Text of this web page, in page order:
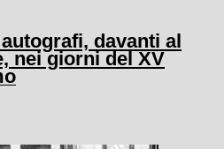
davanti al
nei giorni del XV